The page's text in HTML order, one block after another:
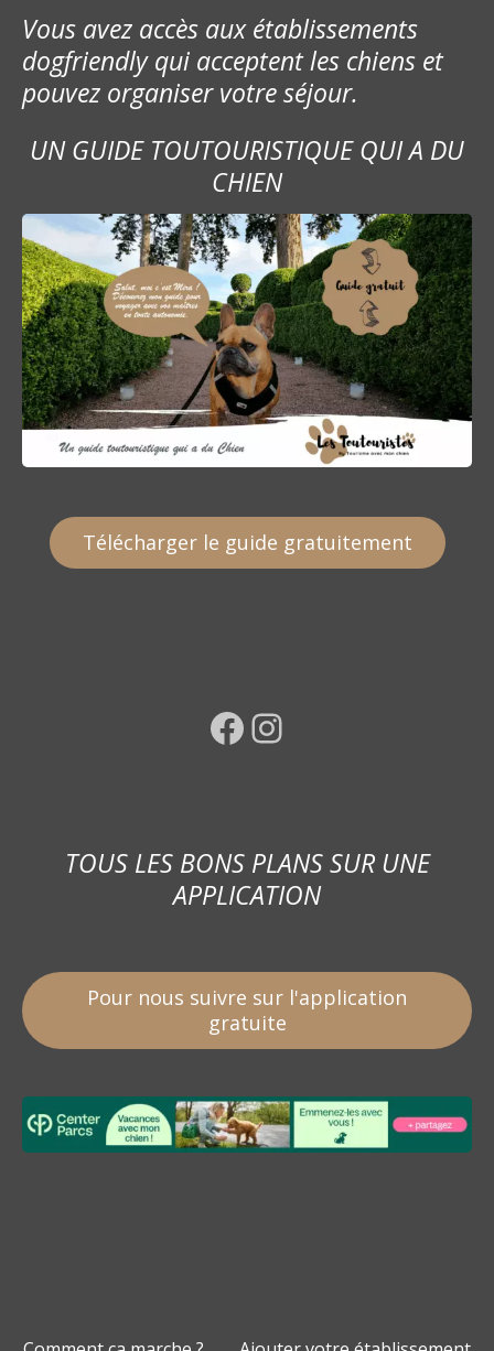
Vous avez accès aux établissements
dogfriendly qui acceptent les chiens et
pouvez organiser votre séjour.
UN GUIDE TOUTOURISTIQUE QUI A DU
CHIEN
Télécharger le guide gratuitement
Facebook Instagram
TOUS LES BONS PLANS SUR UNE
APPLICATION
Pour nous suivre sur l'application
gratuite